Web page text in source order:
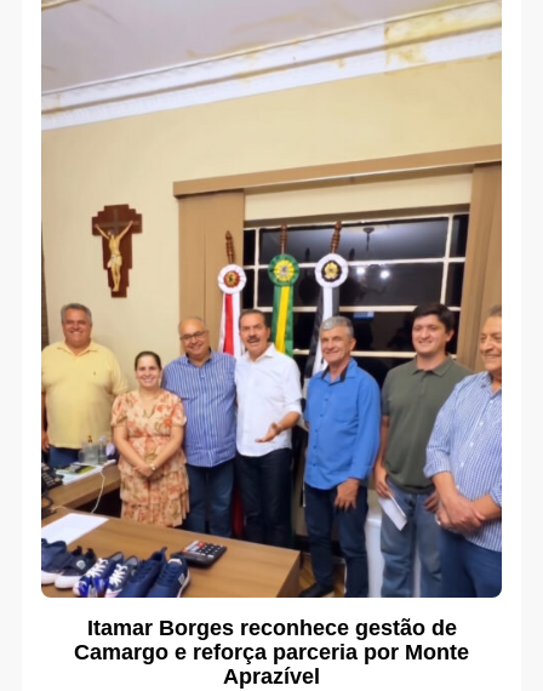
Itamar Borges reconhece gestão de
Camargo e reforça parceria por Monte
Aprazível